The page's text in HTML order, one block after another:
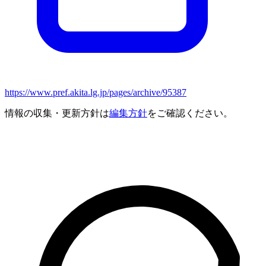
https://www.pref.akita.lg.jp/pages/archive/95387
情報の収集・更新方針は編集方針をご確認ください。